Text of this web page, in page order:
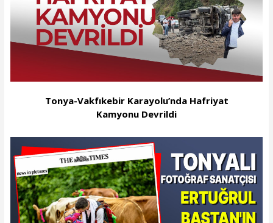
Tonya-Vakfıkebir Karayolu’nda Hafriyat
Kamyonu Devrildi